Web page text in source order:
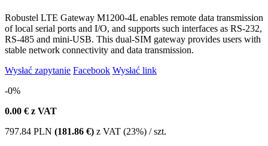
Robustel LTE Gateway M1200-4L enables remote data transmission
of local serial ports and I/O, and supports such interfaces as RS-232,
RS-485 and mini-USB. This dual-SIM gateway provides users with
stable network connectivity and data transmission.
Wysłać zapytanie Facebook Wysłać link
-0%
0.00 € z VAT
797.84 PLN (181.86 €) z VAT (23%) / szt.